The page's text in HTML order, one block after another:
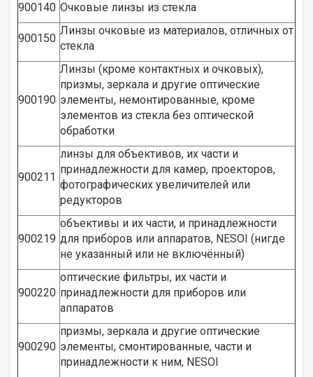
900140 Очковые линзы из стекла
900150
Линзы очковые из материалов, отличных от
стекла
900190
Линзы (кроме контактных и очковых),
призмы, зеркала и другие оптические
элементы, немонтированные, кроме
элементов из стекла без оптической
обработки
900211
линзы для объективов, их части и
принадлежности для камер, проекторов,
фотографических увеличителей или
редукторов
900219
объективы и их части, и принадлежности
для приборов или аппаратов, NESOI (нигде
не указанный или не включённый)
900220
оптические фильтры, их части и
принадлежности для приборов или
аппаратов
900290
призмы, зеркала и другие оптические
элементы, смонтированные, части и
принадлежности к ним, NESOI